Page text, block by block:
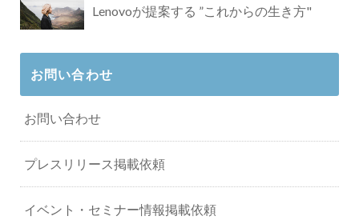
Lenovoが提案する ”これからの生き方"
お問い合わせ
お問い合わせ
プレスリリース掲載依頼
イベント・セミナー情報掲載依頼